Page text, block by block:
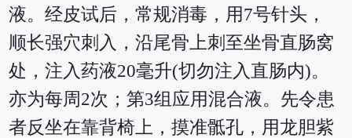
液。经皮试后，常规消毒，用7号针头，
顺长强穴刺入，沿尾骨上刺至坐骨直肠窝
处，注入药液20毫升(切勿注入直肠内)。
亦为每周2次；第3组应用混合液。先令患
者反坐在靠背椅上，摸准骶孔，用龙胆紫